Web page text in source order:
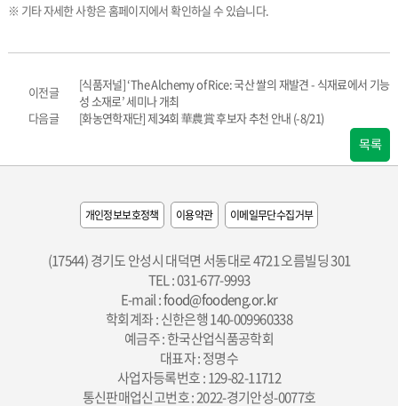
※ 기타 자세한 사항은 홈페이지에서 확인하실 수 있습니다.
이전글
[식품저널] ‘The Alchemy of Rice: 국산 쌀의 재발견 - 식재료에서 기능
성 소재로’ 세미나 개최
다음글
[화농연학재단] 제34회 華農賞 후보자 추천 안내 (-8/21)
목록
개인정보보호정책 이용약관 이메일무단수집거부
(17544) 경기도 안성시 대덕면 서동대로 4721 오름빌딩 301
TEL : 031-677-9993
E-mail :food@foodeng.or.kr
학회계좌 : 신한은행 140-009960338
예금주 : 한국산업식품공학회
대표자 : 정명수
사업자등록번호 : 129-82-11712
통신판매업신고번호 : 2022-경기안성-0077호